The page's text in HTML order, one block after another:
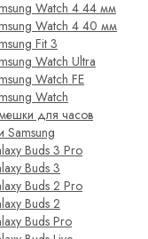
Watch 4 44 мм
Watch 4 40 мм
Fit 3
Watch Ultra
Watch FE
Watch
для часов
Samsung
Buds 3 Pro
Buds 3
Buds 2 Pro
Buds 2
Buds Pro